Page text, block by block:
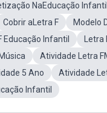
NaEducação Infantil
Cobrir aLetra F Modelo
Educação Infantil
Atividade Letra
5 Ano
Atividade
Infantil